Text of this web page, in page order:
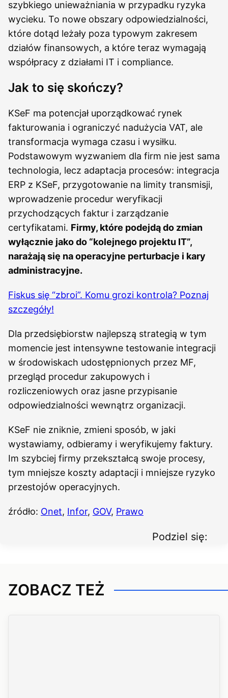
szybkiego unieważniania w przypadku ryzyka
wycieku. To nowe obszary odpowiedzialności,
które dotąd leżały poza typowym zakresem
działów finansowych, a które teraz wymagają
współpracy z działami IT i compliance.
Jak to się skończy?
KSeF ma potencjał uporządkować rynek
fakturowania i ograniczyć nadużycia VAT, ale
transformacja wymaga czasu i wysiłku.
Podstawowym wyzwaniem dla firm nie jest sama
technologia, lecz adaptacja procesów: integracja
ERP z KSeF, przygotowanie na limity transmisji,
wprowadzenie procedur weryfikacji
przychodzących faktur i zarządzanie
certyfikatami. Firmy, które podejdą do zmian
wyłącznie jako do “kolejnego projektu IT”,
narażają się na operacyjne perturbacje i kary
administracyjne.
Fiskus się “zbroi”. Komu grozi kontrola? Poznaj
szczegóły!
Dla przedsiębiorstw najlepszą strategią w tym
momencie jest intensywne testowanie integracji
w środowiskach udostępnionych przez MF,
przegląd procedur zakupowych i
rozliczeniowych oraz jasne przypisanie
odpowiedzialności wewnątrz organizacji.
KSeF nie zniknie, zmieni sposób, w jaki
wystawiamy, odbieramy i weryfikujemy faktury.
Im szybciej firmy przekształcą swoje procesy,
tym mniejsze koszty adaptacji i mniejsze ryzyko
przestojów operacyjnych.
źródło: Onet, Infor, GOV, Prawo
Podziel się:
ZOBACZ TEŻ